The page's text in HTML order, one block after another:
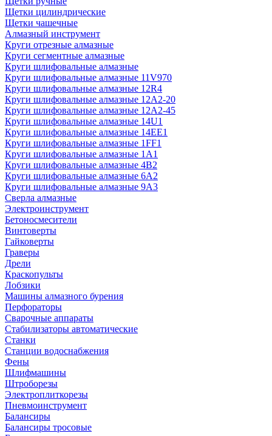
Щетки цилиндрические
Щетки чашечные
Алмазный инструмент
Круги отрезные алмазные
Круги сегментные алмазные
Круги шлифовальные алмазные
Круги шлифовальные алмазные 11V970
Круги шлифовальные алмазные 12R4
Круги шлифовальные алмазные 12А2-20
Круги шлифовальные алмазные 12А2-45
Круги шлифовальные алмазные 14U1
Круги шлифовальные алмазные 14ЕЕ1
Круги шлифовальные алмазные 1FF1
Круги шлифовальные алмазные 1А1
Круги шлифовальные алмазные 4В2
Круги шлифовальные алмазные 6A2
Круги шлифовальные алмазные 9А3
Сверла алмазные
Электроинструмент
Бетоносмесители
Винтоверты
Гайковерты
Граверы
Дрели
Краскопульты
Лобзики
Машины алмазного бурения
Перфораторы
Сварочные аппараты
Стабилизаторы автоматические
Станки
Станции водоснабжения
Фены
Шлифмашины
Штроборезы
Электроплиткорезы
Пневмоинструмент
Балансиры
Балансиры тросовые